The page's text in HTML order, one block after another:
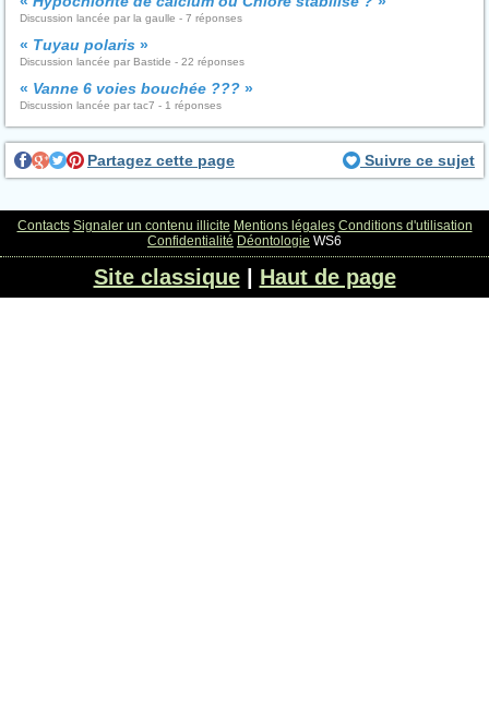
Discussion lancée par la gaulle - 7 réponses
« Tuyau polaris »
Discussion lancée par Bastide - 22 réponses
« Vanne 6 voies bouchée ??? »
Discussion lancée par tac7 - 1 réponses
Partagez cette page Suivre ce sujet
Contacts Signaler un contenu illicite Mentions légales Conditions d'utilisation
Confidentialité Déontologie WS6
Site classique| Haut de page